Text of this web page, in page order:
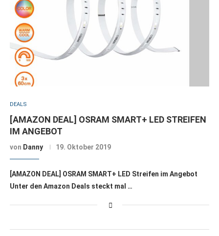
DEALS
[AMAZON DEAL] OSRAM SMART+ LED STREIFEN
IM ANGEBOT
von Danny 19. Oktober 2019
[AMAZON DEAL] OSRAM SMART+ LED Streifen im Angebot
Unter den Amazon Deals steckt mal …